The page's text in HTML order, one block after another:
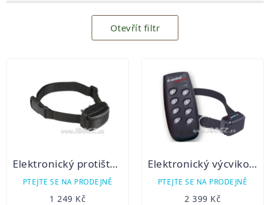
Otevřít filtr
Elektronický protištěkací obojek Dogtrace d-mute small
PTEJTE SE NA PRODEJNĚ
1 249 Kč
Elektronický výcvikový obojek Dogtrace d-control easy small
PTEJTE SE NA PRODEJNĚ
2 399 Kč